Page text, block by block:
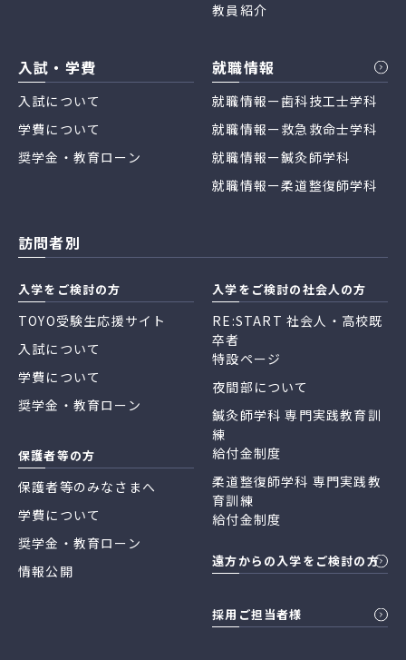
教員紹介
入試・学費
入試について
学費について
奨学金・教育ローン
就職情報
就職情報ー歯科技工士学科
就職情報ー救急救命士学科
就職情報ー鍼灸師学科
就職情報ー柔道整復師学科
訪問者別
入学をご検討の方
TOYO受験生応援サイト
入試について
学費について
奨学金・教育ローン
保護者等の方
保護者等のみなさまへ
学費について
奨学金・教育ローン
情報公開
入学をご検討の社会人の方
RE:START 社会人・高校既
卒者
特設ページ
夜間部について
鍼灸師学科 専門実践教育訓
練
給付金制度
柔道整復師学科 専門実践教
育訓練
給付金制度
遠方からの入学をご検討の方
採用ご担当者様